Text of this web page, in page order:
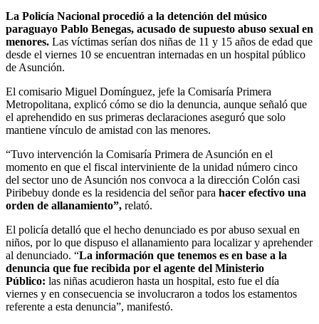
La Policía Nacional procedió a la detención del músico
paraguayo Pablo Benegas, acusado de supuesto abuso sexual en
menores. Las víctimas serían dos niñas de 11 y 15 años de edad que
desde el viernes 10 se encuentran internadas en un hospital público
de Asunción.
El comisario Miguel Domínguez, jefe la Comisaría Primera
Metropolitana, explicó cómo se dio la denuncia, aunque señaló que
el aprehendido en sus primeras declaraciones aseguró que solo
mantiene vínculo de amistad con las menores.
“Tuvo intervención la Comisaría Primera de Asunción en el
momento en que el fiscal interviniente de la unidad número cinco
del sector uno de Asunción nos convoca a la dirección Colón casi
Piribebuy donde es la residencia del señor para hacer efectivo una
orden de allanamiento”, relató.
El policía detalló que el hecho denunciado es por abuso sexual en
niños, por lo que dispuso el allanamiento para localizar y aprehender
al denunciado. “La información que tenemos es en base a la
denuncia que fue recibida por el agente del Ministerio
Público: las niñas acudieron hasta un hospital, esto fue el día
viernes y en consecuencia se involucraron a todos los estamentos
referente a esta denuncia”, manifestó.